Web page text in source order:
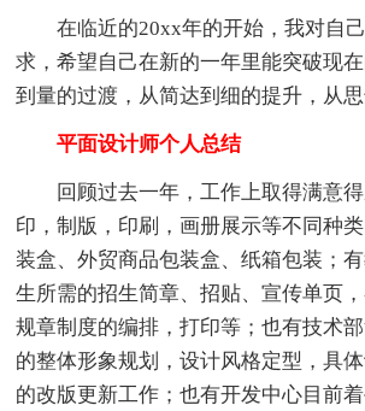
在临近的20xx年的开始，我对自
求，希望自己在新的一年里能突破现
到量的过渡，从简达到细的提升，从思
平面设计师个人总结
回顾过去一年，工作上取得满意
印，制版，印刷，画册展示等不同种
装盒、外贸商品包装盒、纸箱包装；
生所需的招生简章、招贴、宣传单页，
规章制度的编排，打印等；也有技术
的整体形象规划，设计风格定型，具
的改版更新工作；也有开发中心目前